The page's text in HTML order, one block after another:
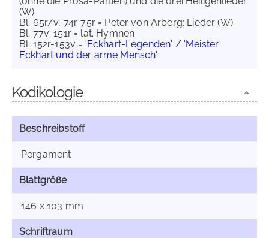
(W)
Bl. 65r/v, 74r-75r = Peter von Arberg: Lieder (W)
Bl. 77v-151r = lat. Hymnen
Bl. 152r-153v = 'Eckhart-Legenden' / 'Meister
Eckhart und der arme Mensch'
Kodikologie
Beschreibstoff
Pergament
Blattgröße
146 x 103 mm
Schriftraum